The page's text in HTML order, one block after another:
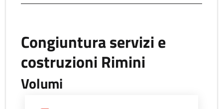
Congiuntura servizi e
costruzioni Rimini
Volumi